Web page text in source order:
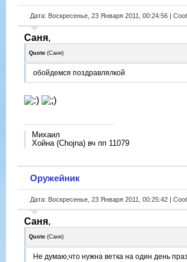
Дата: Воскресенье, 23 Января 2011, 00:24:56 |
Саня,
Quote (Саня)
обойдемся поздравлялкой
Михаил
Хойна (Chojna) вч пп 11079
Оружейник
Дата: Воскресенье, 23 Января 2011, 00:25:42 |
Саня,
Quote (Саня)
Не думаю,что нужна ветка на один день